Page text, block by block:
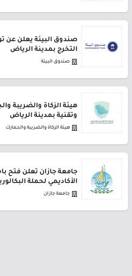
صندوق البيئة يعلن عن
التخرج بمدينة الرياض
صندوق البيئة
هيئة الزكاة والضريبة
وتقنية بمدينة الرياض
هيئة الزكاة والضريبة والجمارك
جامعة جازان تعلن فتح
الأكاديمي لحملة
جامعة جازان